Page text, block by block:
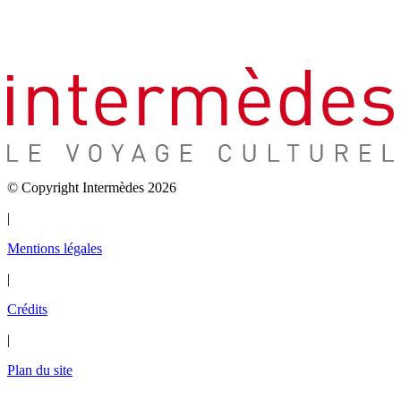
© Copyright Intermèdes 2026
|
Mentions légales
|
Crédits
|
Plan du site